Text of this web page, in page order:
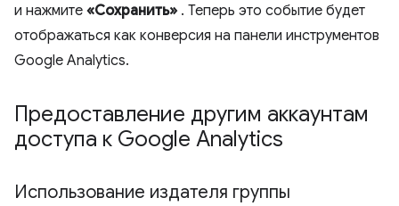
и нажмите «Сохранить» . Теперь это событие будет
отображаться как конверсия на панели инструментов
Google Analytics.
Предоставление другим аккаунтам
доступа к Google Analytics
Использование издателя группы